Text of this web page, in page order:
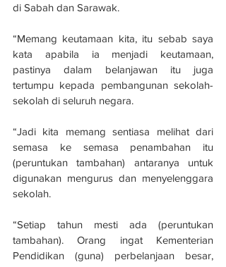
di Sabah dan Sarawak.
“Memang keutamaan kita, itu sebab saya
kata apabila ia menjadi keutamaan,
pastinya dalam belanjawan itu juga
tertumpu kepada pembangunan sekolah-
sekolah di seluruh negara.
“Jadi kita memang sentiasa melihat dari
semasa ke semasa penambahan itu
(peruntukan tambahan) antaranya untuk
digunakan mengurus dan menyelenggara
sekolah.
“Setiap tahun mesti ada (peruntukan
tambahan). Orang ingat Kementerian
Pendidikan (guna) perbelanjaan besar,